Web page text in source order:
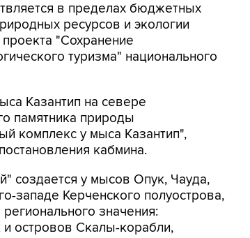
в пределах бюджетных
ресурсов и экологии
"Сохранение
туризма" национального
Казантип на севере
памятника природы
комплекс у мыса Казантип",
кабмина.
создается у мысов Опук, Чауда,
западе Керченского полуострова,
значения:
островов Скалы-корабли,